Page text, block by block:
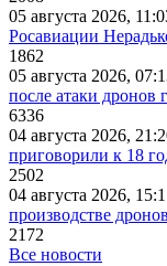
05 августа 2026,
Росавиации
1862
05 августа 2026,
после атаки дронов
6336
04 августа 2026,
приговорили к 18
2502
04 августа 2026,
производстве
2172
Все новости